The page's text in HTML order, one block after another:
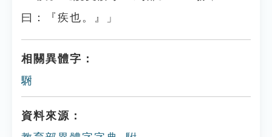
曰：『疾也。』」
相關異體字：
䮛
資料來源：